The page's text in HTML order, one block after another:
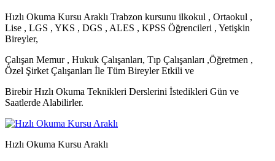
Hızlı Okuma Kursu Araklı Trabzon kursunu ilkokul , Ortaokul ,
Lise , LGS , YKS , DGS , ALES , KPSS Öğrencileri , Yetişkin
Bireyler,
Çalışan Memur , Hukuk Çalışanları, Tıp Çalışanları ,Öğretmen ,
Özel Şirket Çalışanları İle Tüm Bireyler Etkili ve
Birebir Hızlı Okuma Teknikleri Derslerini İstedikleri Gün ve
Saatlerde Alabilirler.
Hızlı Okuma Kursu Araklı